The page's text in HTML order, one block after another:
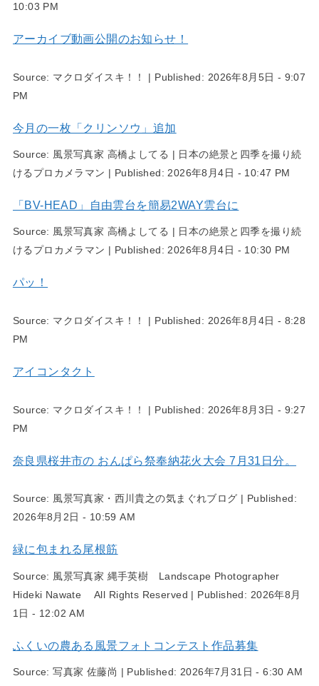
10:03 PM
アーカイブ動画公開のお知らせ！
Source: マクロダイスキ！！ | Published: 2026年8月5日 - 9:07
PM
今月の一枚「クリンソウ」追加
Source: 風景写真家 高橋よしてる | 日本の絶景と四季を撮り続
けるプロカメラマン | Published: 2026年8月4日 - 10:47 PM
「BV-HEAD」自由雲台を簡易2WAY雲台に
Source: 風景写真家 高橋よしてる | 日本の絶景と四季を撮り続
けるプロカメラマン | Published:2026年8月4日 - 10:30 PM
パッ！
Source: マクロダイスキ！！ | Published: 2026年8月4日 - 8:28
PM
アイコンタクト
Source: マクロダイスキ！！ | Published: 2026年8月3日 - 9:27
PM
奈良県桜井市の おんぱら祭奉納花火大会 7月31日分。
Source: 風景写真家・西川貴之の気まぐれブログ | Published:
2026年8月2日 - 10:59 AM
緑に包まれる尾根筋
Source: 風景写真家 縄手英樹 Landscape Photographer
Hideki Nawate All Rights Reserved | Published: 2026年8月
1日 - 12:02 AM
ふくいの農ある風景フォトコンテスト作品募集
Source:写真家 佐藤尚 | Published: 2026年7月31日 - 6:30 AM